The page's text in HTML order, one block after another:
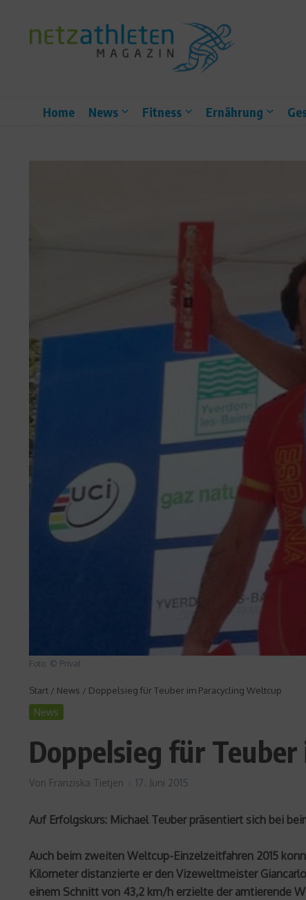
Home News Fitness Ernährung
Foto: © Privat
Start / News / Doppelsieg für Teuber im Paracycling Weltcup
News
Doppelsieg für
Von Franziska Tietjen 17. Juni 2015
Auf Erfolgskurs: Michael Teuber präsentiert sich bei
Auch beim zweiten Weltcup-Einzelzeitfahren 2015
Kilometer distanzierte er den Vizeweltmeister
einem Schnitt von 43,2 km/h erzielte der amtierende